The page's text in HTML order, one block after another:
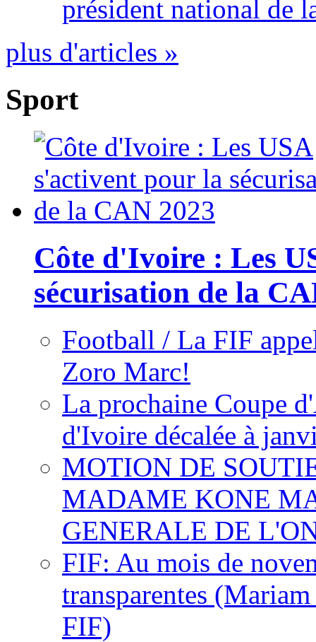
président national de
plus d'articles »
Sport
Côte d'Ivoire : Les
sécurisation de la
Football / La FIF
Zoro Marc!
La prochaine Coupe
d'Ivoire décalée à
MOTION DE
MADAME KONE
GENERALE DE
FIF: Au mois de
transparentes
FIF)